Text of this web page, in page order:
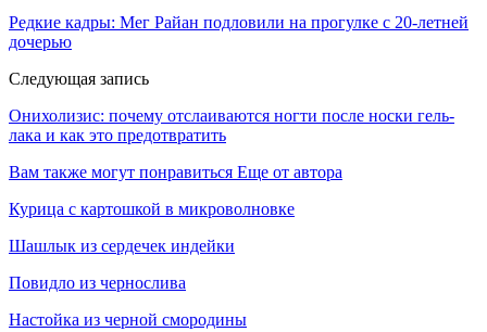
Редкие кадры: Мег Райан подловили на прогулке с 20-летней
дочерью
Следующая запись
Онихолизис: почему отслаиваются ногти после носки гель-
лака и как это предотвратить
Вам также могут понравиться Еще от автора
Курица с картошкой в микроволновке
Шашлык из сердечек индейки
Повидло из чернослива
Настойка из черной смородины